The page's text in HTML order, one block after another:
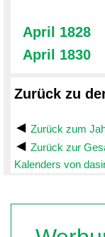
April 1828
April 1830
Zurück zu
Zurück zum
Zurück zur
Kalenders von